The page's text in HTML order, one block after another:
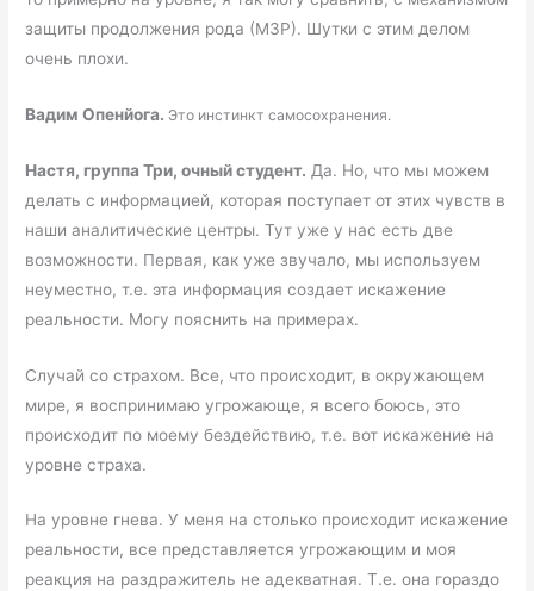
защиты продолжения рода (МЗР). Шутки с этим делом
очень плохи.
Вадим Опенйога. Это инстинкт самосохранения.
Настя, группа Три, очный студент. Да. Но, что мы можем
делать с информацией, которая поступает от этих чувств в
наши аналитические центры. Тут уже у нас есть две
возможности. Первая, как уже звучало, мы используем
неуместно, т.е. эта информация создает искажение
реальности. Могу пояснить на примерах.
Случай со страхом. Все, что происходит, в окружающем
мире, я воспринимаю угрожающе, я всего боюсь, это
происходит по моему бездействию, т.е. вот искажение на
уровне страха.
На уровне гнева. У меня на столько происходит искажение
реальности, все представляется угрожающим и моя
реакция на раздражитель не адекватная. Т.е. она гораздо